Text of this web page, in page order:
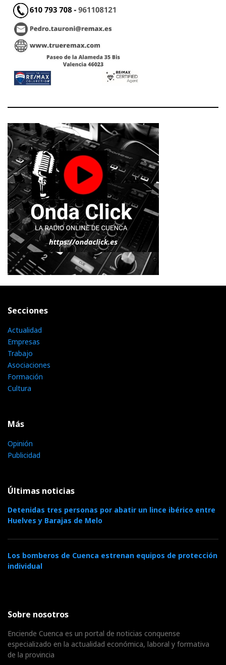
Secciones
Actualidad
Empresas
Trabajo
Asociaciones
Formación
Cultura
Más
Opinión
Publicidad
Últimas noticias
Detenidas tres personas por abatir un lince ibérico entre
Huelves y Barajas de Melo
Los bomberos de Cuenca estrenan equipos de protección
individual
Sobre nosotros
Enciende Cuenca es un portal de noticias conquense
especializado en la actualidad económica, laboral y formativa
de la provincia